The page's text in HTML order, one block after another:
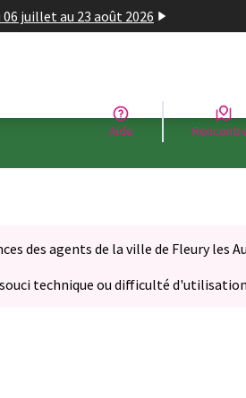
06 juillet au 23 août 2026
Aide
onglet)
des agents de la ville de Fleury les
technique ou difficulté